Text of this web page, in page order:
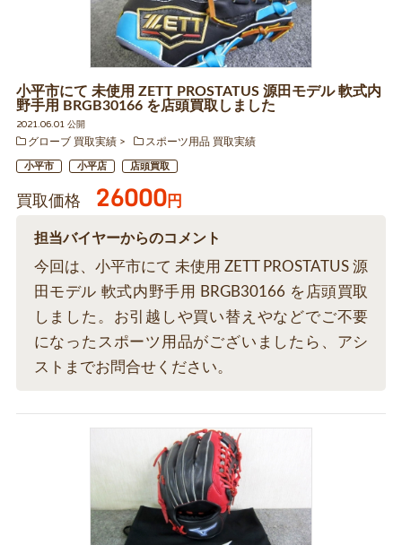
小平市にて 未使用 ZETT PROSTATUS 源田モデル 軟式内
野手用 BRGB30166 を店頭買取しました
2021.06.01 公開
グローブ 買取実績
スポーツ用品 買取実績
小平市 小平店 店頭買取
買取価格 26000円
担当バイヤーからのコメント
今回は、小平市にて 未使用 ZETT PROSTATUS 源
田モデル 軟式内野手用 BRGB30166 を店頭買取
しました。お引越しや買い替えやなどでご不要
になったスポーツ用品がございましたら、アシ
ストまでお問合せください。